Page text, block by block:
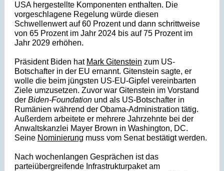
USA hergestellte Komponenten enthalten. Die
vorgeschlagene Regelung würde diesen
Schwellenwert auf 60 Prozent und dann schrittweise
von 65 Prozent im Jahr 2024 bis auf 75 Prozent im
Jahr 2029 erhöhen.
Präsident Biden hat Mark Gitenstein zum US-
Botschafter in der EU ernannt. Gitenstein sagte, er
wolle die beim jüngsten US-EU-Gipfel vereinbarten
Ziele umzusetzen. Zuvor war Gitenstein im Vorstand
der Biden-Foundation und als US-Botschafter in
Rumänien während der Obama-Administration tätig.
Außerdem arbeitete er mehrere Jahrzehnte bei der
Anwaltskanzlei Mayer Brown in Washington, DC.
Seine Nominierung muss vom Senat bestätigt werden.
Nach wochenlangen Gesprächen ist das
parteiübergreifende Infrastrukturpaket am